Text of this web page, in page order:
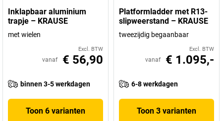
Inklapbaar aluminium
trapje – KRAUSE
met wielen
Excl. BTW
vanaf € 56,90
binnen 3-5 werkdagen
Toon 6 varianten
Platformladder met R13-
slipweerstand – KRAUSE
tweezijdig begaanbaar
Excl. BTW
vanaf € 1.095,-
6-8 werkdagen
Toon 3 varianten